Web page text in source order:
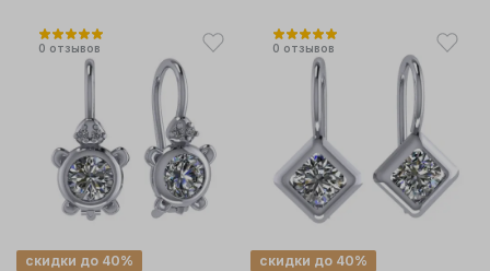
0 отзывов
скидки до 40%
0 отзывов
скидки до 40%